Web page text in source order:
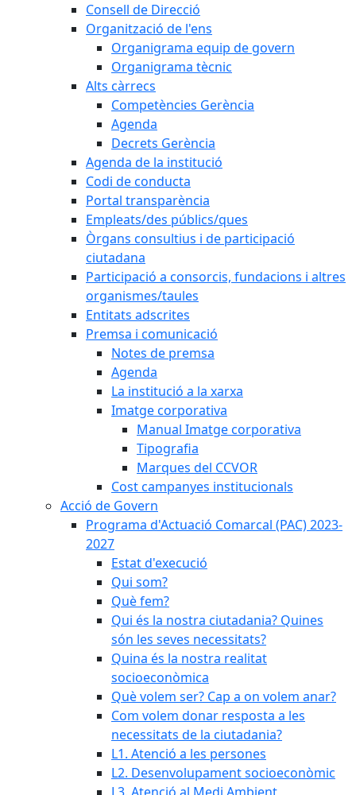
Consell de Direcció
Organització de l'ens
Organigrama equip de govern
Organigrama tècnic
Alts càrrecs
Competències Gerència
Agenda
Decrets Gerència
Agenda de la institució
Codi de conducta
Portal transparència
Empleats/des públics/ques
Òrgans consultius i de participació
ciutadana
Participació a consorcis, fundacions i altres
organismes/taules
Entitats adscrites
Premsa i comunicació
Notes de premsa
Agenda
La institució a la xarxa
Imatge corporativa
Manual Imatge corporativa
Tipografia
Marques del CCVOR
Cost campanyes institucionals
Acció de Govern
Programa d'Actuació Comarcal (PAC) 2023-
2027
Estat d'execució
Qui som?
Què fem?
Qui és la nostra ciutadania? Quines
són les seves necessitats?
Quina és la nostra realitat
socioeconòmica
Què volem ser? Cap a on volem anar?
Com volem donar resposta a les
necessitats de la ciutadania?
L1. Atenció a les persones
L2. Desenvolupament socioeconòmic